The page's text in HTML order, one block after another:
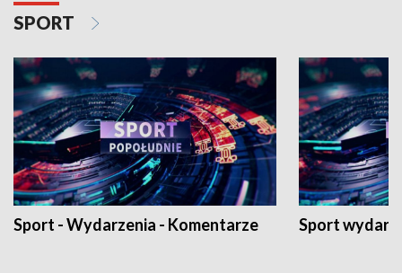
SPORT
Sport - Wydarzenia - Komentarze Sport